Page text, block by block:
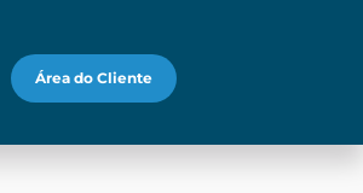
Área do Cliente